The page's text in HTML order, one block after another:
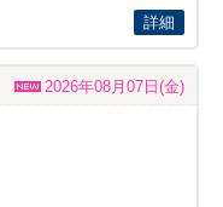
詳細
2026年08月07日(金)